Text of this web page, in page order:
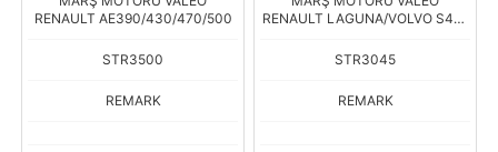
RENAULT AE390/430/470/500
STR3500
REMARK
RENAULT LAGUNA/VOLVO S40-
STR3045
REMARK